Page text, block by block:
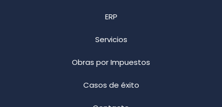
ERP
Servicios
Obras por Impuestos
Casos de éxito